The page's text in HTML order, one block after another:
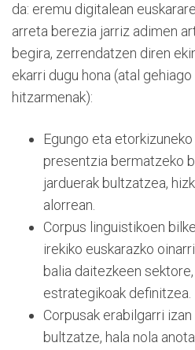
da: eremu digitalean
arreta berezia jarriz adimen
begira, zerrendatzen diren
ekarri dugu hona (atal
hitzarmenak):
Egungo eta
presentzia bermatzeko
jarduerak bultzatzea,
alorrean.
Corpus linguistikoen
irekiko euskarazko
balia daitezkeen
estrategikoak definitzea.
Corpusak erabilgarri
bultzatze, hala nola